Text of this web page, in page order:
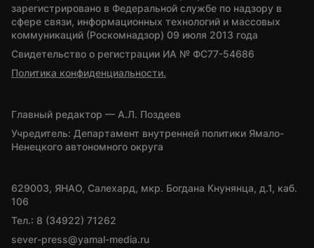
зарегистрировано в Федеральной службе по надзору в
сфере связи, информационных технологий и массовых
коммуникаций (Роскомнадзор) 09 июля 2013 года
Свидетельство о регистрации ИА № ФС77-54686
Политика конфиденциальности.
Главный редактор — А.Л. Поздеев
Учредитель: Департамент внутренней политики Ямало-
Ненецкого автономного округа
629003, ЯНАО, Салехард, мкр. Богдана Кнунянца, д.1, каб.
106
Тел.: 8 (34922) 71262
sever-press@yamal-media.ru